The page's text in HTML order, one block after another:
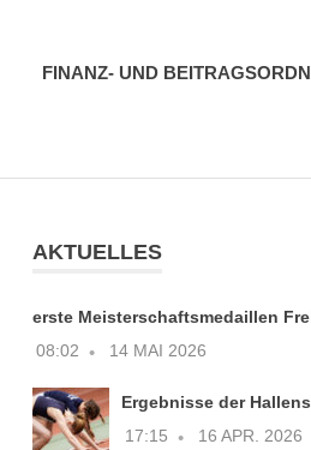
FINANZ- UND
AKTUELLES
erste Meisterschaftsmedaillen
08:02 14 MAI 2026
Ergebnisse der
17:15 16 APR. 2026